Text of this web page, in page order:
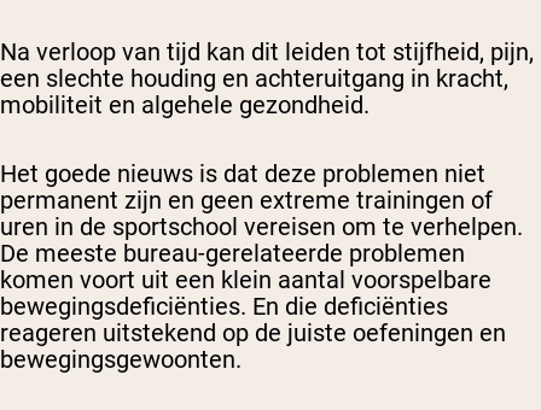
Na verloop van tijd kan dit leiden tot stijfheid, pijn,
een slechte houding en achteruitgang in kracht,
mobiliteit en algehele gezondheid.
Het goede nieuws is dat deze problemen niet
permanent zijn en geen extreme trainingen of
uren in de sportschool vereisen om te verhelpen.
De meeste bureau-gerelateerde problemen
komen voort uit een klein aantal voorspelbare
bewegingsdeficiënties. En die deficiënties
reageren uitstekend op de juiste oefeningen en
bewegingsgewoonten.